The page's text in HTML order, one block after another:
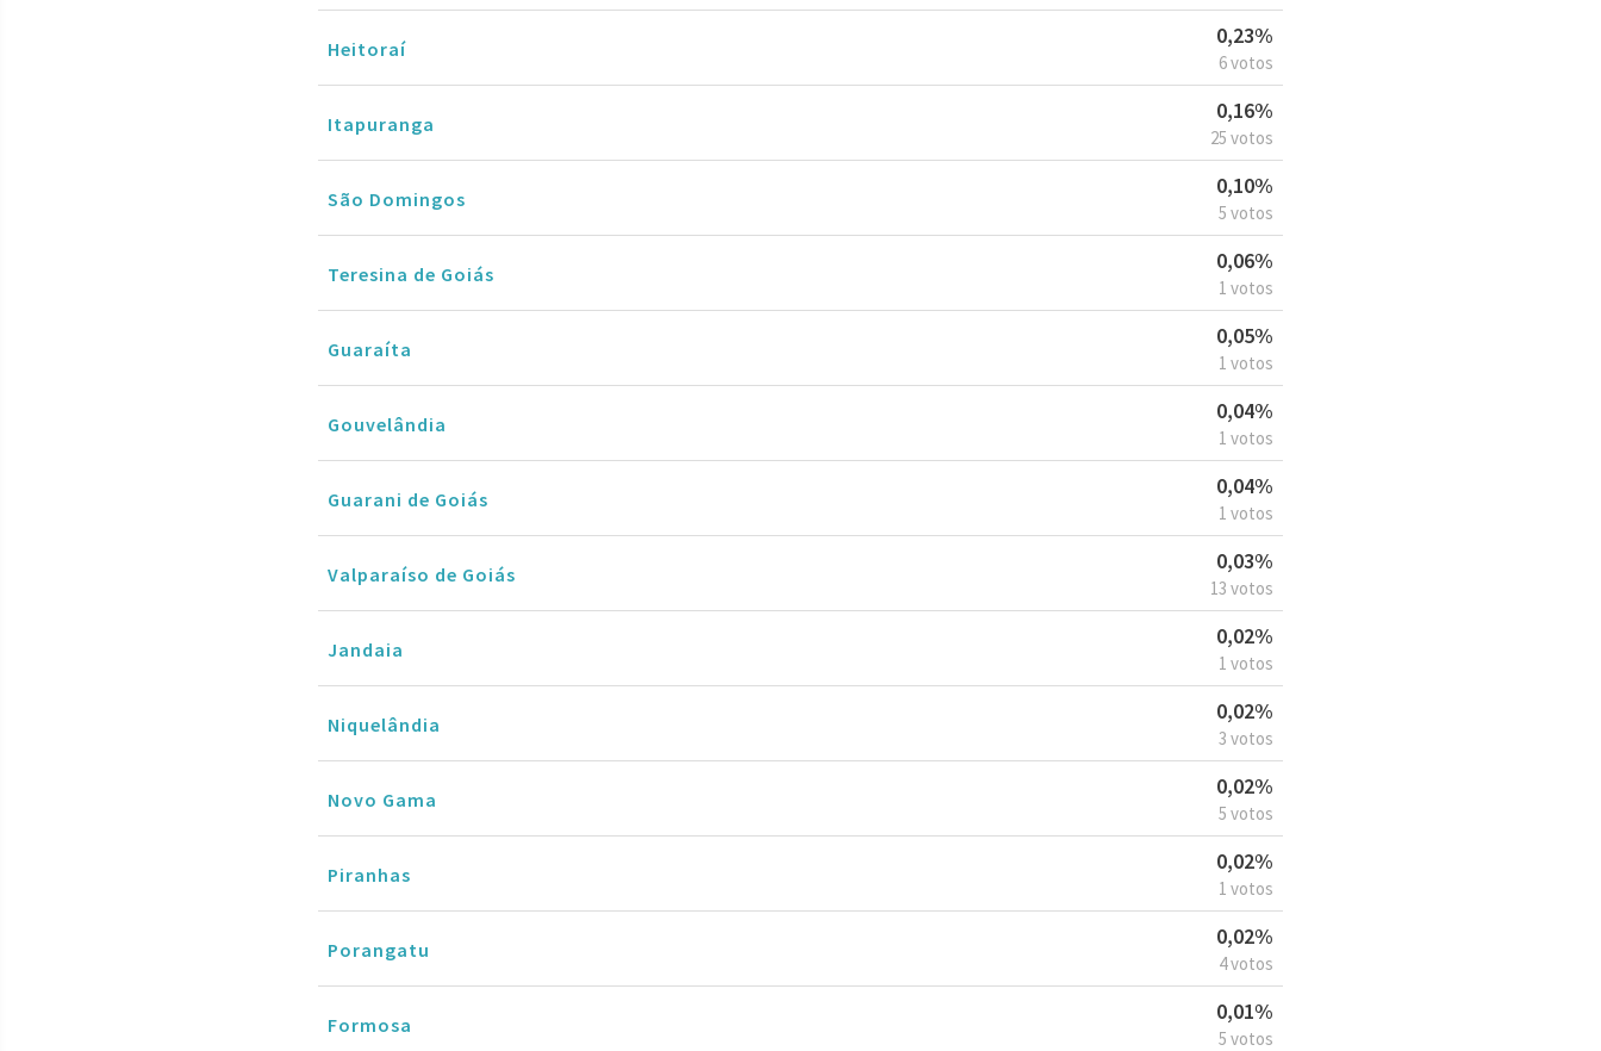
Heitoraí
0,23%
6 votos
Itapuranga
0,16%
25 votos
São Domingos
0,10%
5 votos
Teresina de Goiás
0,06%
1 votos
Guaraíta
0,05%
1 votos
Gouvelândia
0,04%
1 votos
Guarani de Goiás
0,04%
1 votos
Valparaíso de Goiás
0,03%
13 votos
Jandaia
0,02%
1 votos
Niquelândia
0,02%
3 votos
Novo Gama
0,02%
5 votos
Piranhas
0,02%
1 votos
Porangatu
0,02%
4 votos
Formosa
0,01%
5 votos